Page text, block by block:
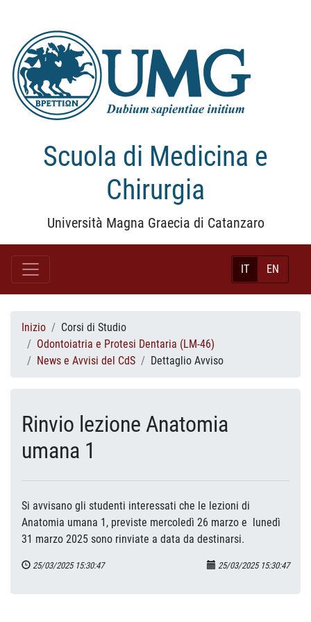
Scuola di Medicina e
Chirurgia
Università Magna Graecia di Catanzaro
IT EN
Inizio
Corsi di Studio
Odontoiatria e Protesi Dentaria (LM-46)
News e Avvisi del CdS
Dettaglio Avviso
Rinvio lezione Anatomia
umana 1
Si avvisano gli studenti interessati che le lezioni di
Anatomia umana 1, previste mercoledì 26 marzo e lunedì
31 marzo 2025 sono rinviate a data da destinarsi.
25/03/2025 15:30:47 25/03/2025 15:30:47